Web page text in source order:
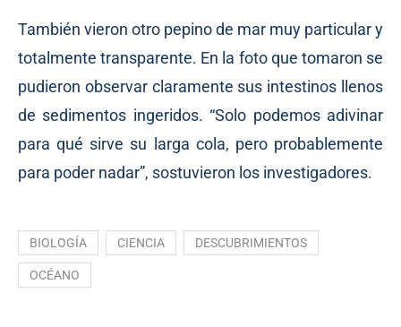
También vieron otro pepino de mar muy particular y
totalmente transparente. En la foto que tomaron se
pudieron observar claramente sus intestinos llenos
de sedimentos ingeridos. “Solo podemos adivinar
para qué sirve su larga cola, pero probablemente
para poder nadar”, sostuvieron los investigadores.
BIOLOGÍA CIENCIA DESCUBRIMIENTOS
OCÉANO